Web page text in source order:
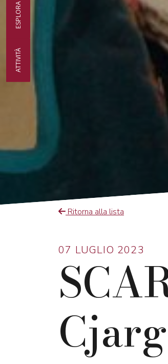
ATTIVITÀ
ESPLORA
Ritorna alla lista
07 LUGLIO 2023